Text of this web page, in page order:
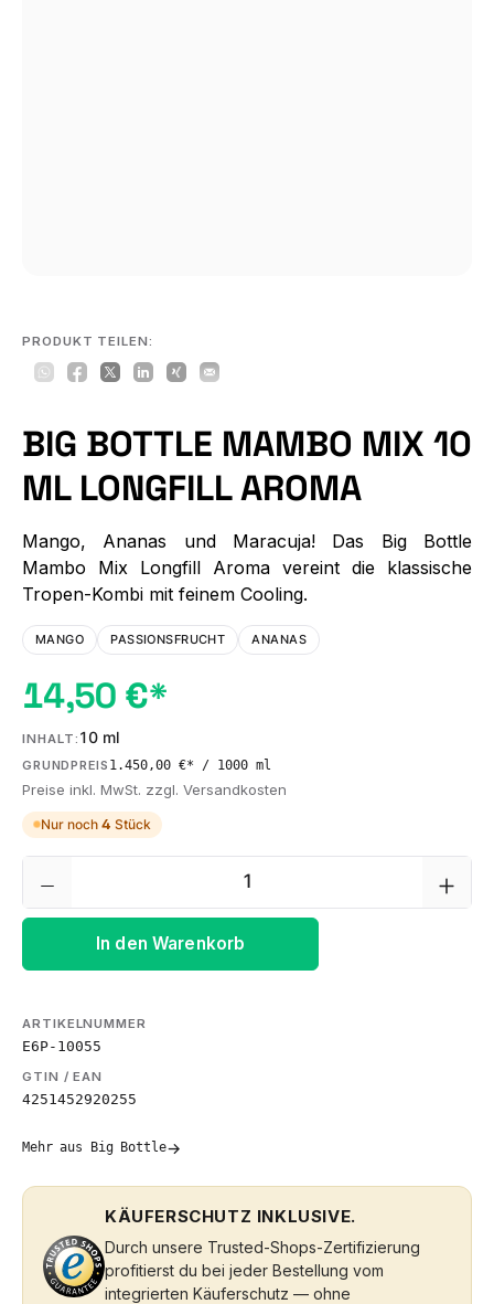
PRODUKT TEILEN:
BIG BOTTLE MAMBO MIX 10
ML LONGFILL AROMA
Mango, Ananas und Maracuja! Das Big Bottle
Mambo Mix Longfill Aroma vereint die klassische
Tropen-Kombi mit feinem Cooling.
MANGO PASSIONSFRUCHT ANANAS
14,50 €*
INHALT: 10 ml
GRUNDPREIS 1.450,00 €* / 1000 ml
Preise inkl. MwSt. zzgl. Versandkosten
Nur noch 4 Stück
Produkt Anzahl: Gib den
In den Warenkorb
ARTIKELNUMMER
E6P-10055
GTIN / EAN
4251452920255
Mehr aus Big Bottle→
KÄUFERSCHUTZ INKLUSIVE.
Durch unsere Trusted-Shops-Zertifizierung
profitierst du bei jeder Bestellung vom
integrierten Käuferschutz — ohne